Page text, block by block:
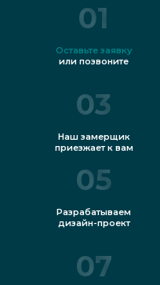
01
Оставьте заявку
или позвоните
03
Наш замерщик
приезжает к вам
05
Разрабатываем
дизайн-проект
07